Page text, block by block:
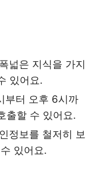
넓은 지식을 가지
있어요.
부터 오후 6시까
출할 수 있어요.
정보를 철저히 보
있어요.